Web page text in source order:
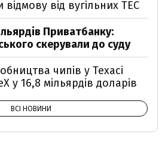
відмову від вугільних ТЕС
Приватбанку:
скерували до суду
чипів у Техасі
у 16,8 мільярдів доларів
ВСІ НОВИНИ